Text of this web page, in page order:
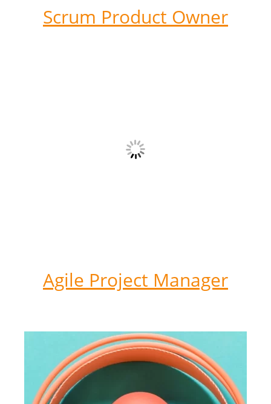
Scrum Product Owner
Agile Project Manager